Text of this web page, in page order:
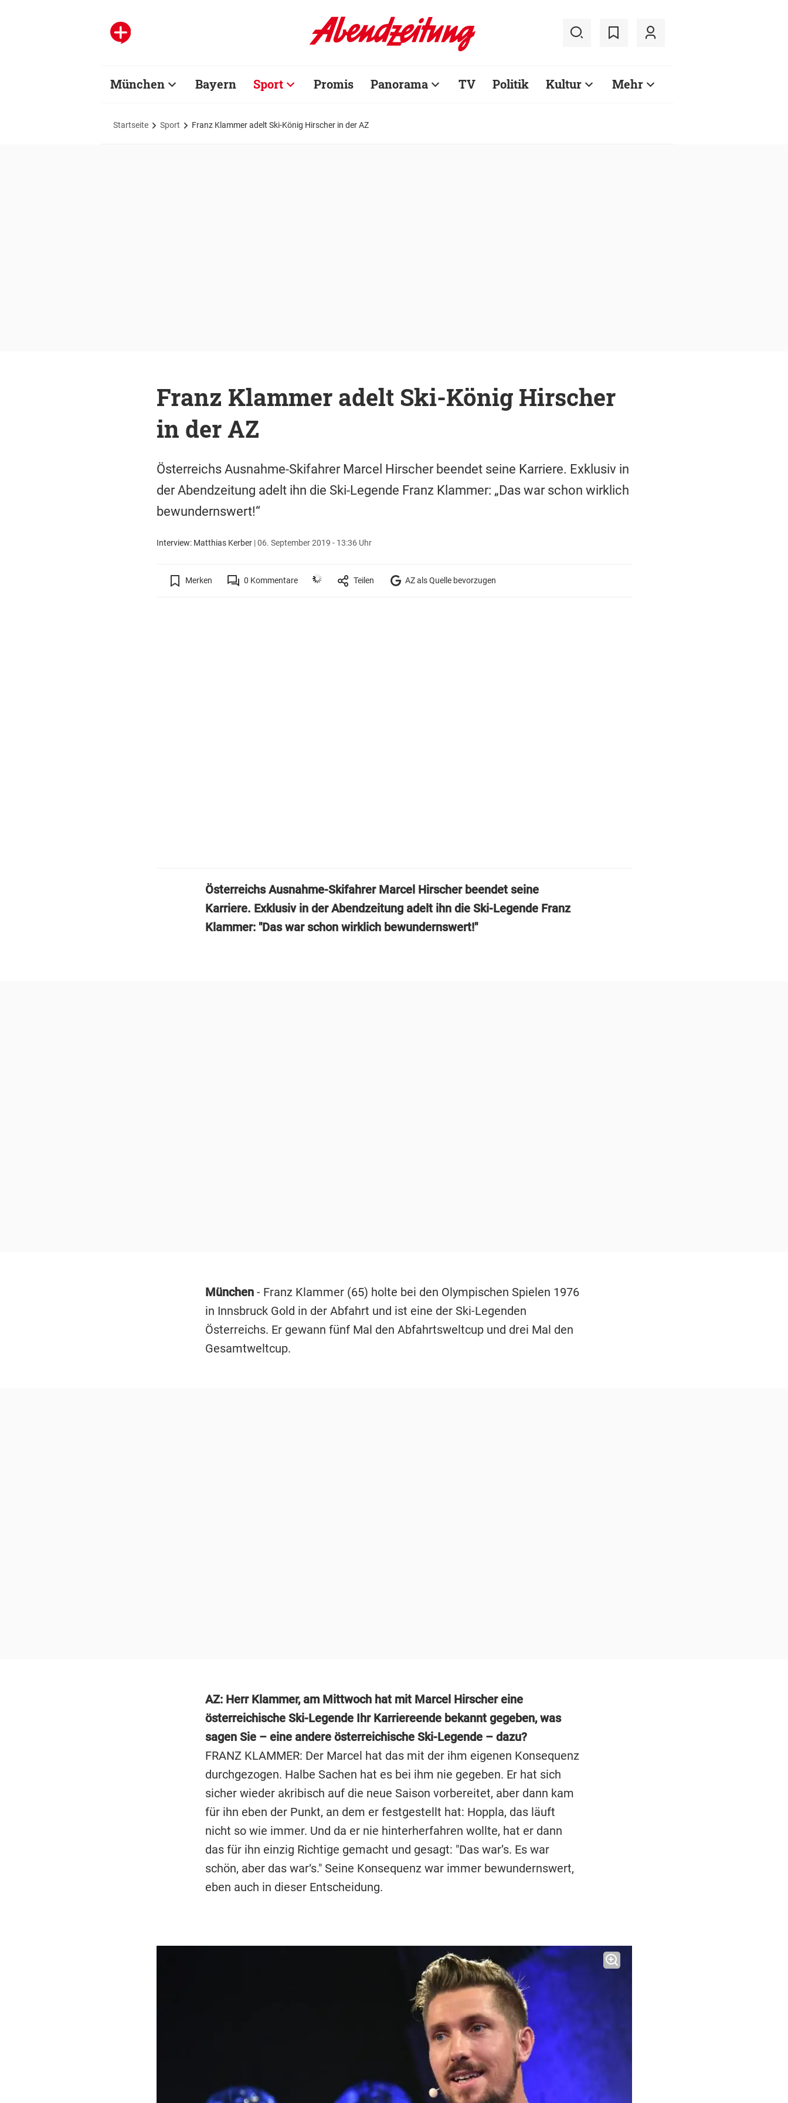
München Bayern Sport Promis Panorama TV Politik Kultur Mehr
Startseite Sport Franz Klammer adelt Ski-König Hirscher in der AZ
Franz Klammer adelt Ski-König Hirscher
in der AZ
Österreichs Ausnahme-Skifahrer Marcel Hirscher beendet seine Karriere. Exklusiv in
der Abendzeitung adelt ihn die Ski-Legende Franz Klammer: „Das war schon wirklich
bewundernswert!“
Interview: Matthias Kerber|06. September 2019 - 13:36 Uhr
Merken 0 Kommentare Teilen AZ als Quelle bevorzugen
Österreichs Ausnahme-Skifahrer Marcel Hirscher beendet seine
Karriere. Exklusiv in der Abendzeitung adelt ihn die Ski-Legende Franz
Klammer: "Das war schon wirklich bewundernswert!"
München- Franz Klammer (65) holte bei den Olympischen Spielen 1976
in Innsbruck Gold in der Abfahrt und ist eine der Ski-Legenden
Österreichs. Er gewann fünf Mal den Abfahrtsweltcup und drei Mal den
Gesamtweltcup.
AZ: Herr Klammer, am Mittwoch hat mit Marcel Hirscher eine
österreichische Ski-Legende Ihr Karriereende bekannt gegeben, was
sagen Sie – eine andere österreichische Ski-Legende – dazu?
FRANZ KLAMMER: Der Marcel hat das mit der ihm eigenen Konsequenz
durchgezogen. Halbe Sachen hat es bei ihm nie gegeben. Er hat sich
sicher wieder akribisch auf die neue Saison vorbereitet, aber dann kam
für ihn eben der Punkt, an dem er festgestellt hat: Hoppla, das läuft
nicht so wie immer. Und da er nie hinterherfahren wollte, hat er dann
das für ihn einzig Richtige gemacht und gesagt: "Das war’s. Es war
schön, aber das war‘s." Seine Konsequenz war immer bewundernswert,
eben auch in dieser Entscheidung.